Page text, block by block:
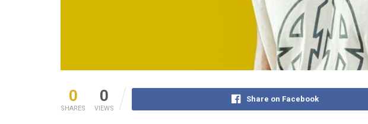
0
SHARES
0
VIEWS
Share on Facebook